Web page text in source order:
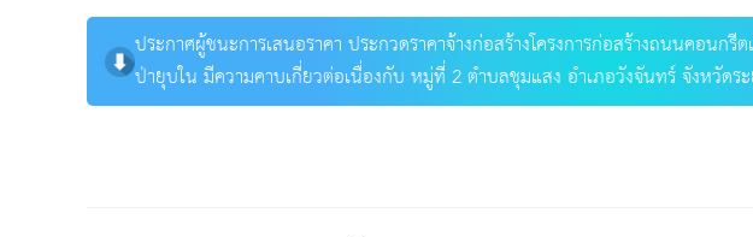
ประกาศผู้ชนะการเสนอราคา ประกวดราคาจ้างก่อสร้างโครงการก่อสร้างถนนคอน
ป่ายุบใน มีความคาบเกี่ยวต่อเนื่องกับ หมู่ที่ 2 ตำบลชุมแสง อำเภอวังจันทร์ จังหวัดร